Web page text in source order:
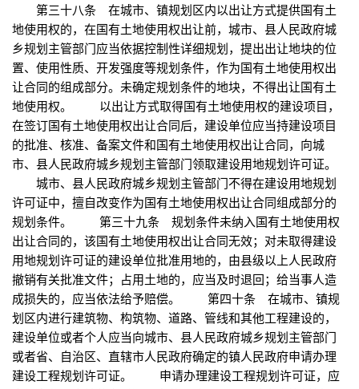
第三十八条 在城市、镇规划区内以出让方式提供国有土
地使用权的，在国有土地使用权出让前，城市、县人民政府城
乡规划主管部门应当依据控制性详细规划，提出出让地块的位
置、使用性质、开发强度等规划条件，作为国有土地使用权出
让合同的组成部分。未确定规划条件的地块，不得出让国有土
地使用权。 以出让方式取得国有土地使用权的建设项目，
在签订国有土地使用权出让合同后，建设单位应当持建设项目
的批准、核准、备案文件和国有土地使用权出让合同，向城
市、县人民政府城乡规划主管部门领取建设用地规划许可证。
城市、县人民政府城乡规划主管部门不得在建设用地规划
许可证中，擅自改变作为国有土地使用权出让合同组成部分的
规划条件。 第三十九条 规划条件未纳入国有土地使用权
出让合同的，该国有土地使用权出让合同无效；对未取得建设
用地规划许可证的建设单位批准用地的，由县级以上人民政府
撤销有关批准文件；占用土地的，应当及时退回；给当事人造
成损失的，应当依法给予赔偿。 第四十条 在城市、镇规
划区内进行建筑物、构筑物、道路、管线和其他工程建设的，
建设单位或者个人应当向城市、县人民政府城乡规划主管部门
或者省、自治区、直辖市人民政府确定的镇人民政府申请办理
建设工程规划许可证。 申请办理建设工程规划许可证，应